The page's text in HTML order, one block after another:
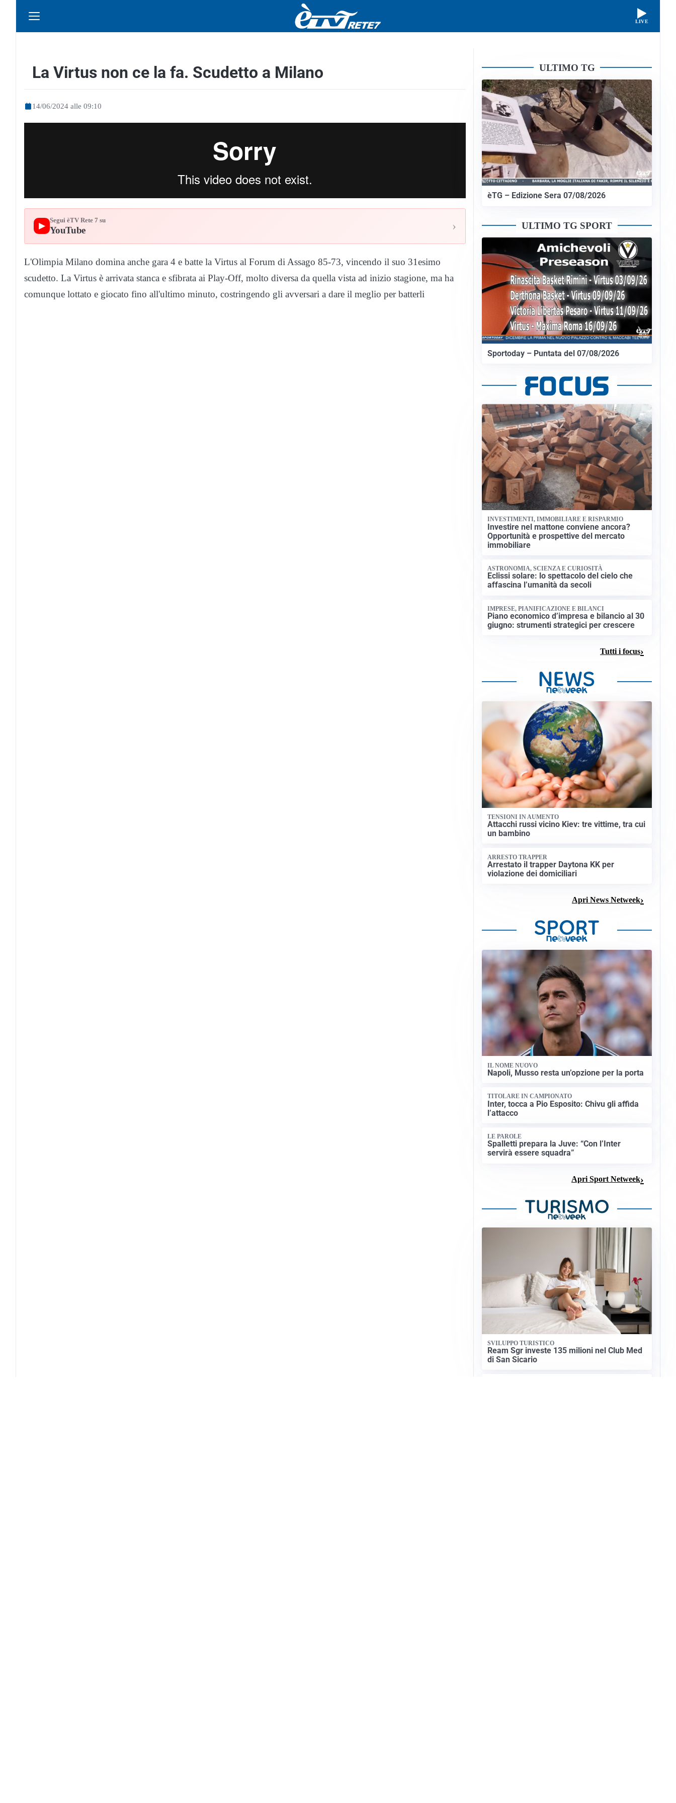
LIVE
La Virtus non ce la fa. Scudetto a Milano
14/06/2024 alle 09:10
▶
Segui èTV Rete 7 su
YouTube ›
L'Olimpia Milano domina anche gara 4 e batte la Virtus al Forum di Assago 85-73, vincendo il suo 31esimo
scudetto. La Virtus è arrivata stanca e sfibrata ai Play-Off, molto diversa da quella vista ad inizio stagione, ma ha
comunque lottato e giocato fino all'ultimo minuto, costringendo gli avversari a dare il meglio per batterli
ULTIMO TG
èTG – Edizione Sera 07/08/2026
ULTIMO TG SPORT
Sportoday – Puntata del 07/08/2026
INVESTIMENTI, IMMOBILIARE E RISPARMIO
Investire nel mattone conviene ancora?
Opportunità e prospettive del mercato
immobiliare
ASTRONOMIA, SCIENZA E CURIOSITÀ
Eclissi solare: lo spettacolo del cielo che
affascina l’umanità da secoli
IMPRESE, PIANIFICAZIONE E BILANCI
Piano economico d’impresa e bilancio al 30
giugno: strumenti strategici per crescere
Tutti i focus
TENSIONI IN AUMENTO
Attacchi russi vicino Kiev: tre vittime, tra cui
un bambino
ARRESTO TRAPPER
Arrestato il trapper Daytona KK per
violazione dei domiciliari
Apri News Netweek
IL NOME NUOVO
Napoli, Musso resta un’opzione per la porta
TITOLARE IN CAMPIONATO
Inter, tocca a Pio Esposito: Chivu gli affida
l’attacco
LE PAROLE
Spalletti prepara la Juve: “Con l’Inter
servirà essere squadra”
Apri Sport Netweek
SVILUPPO TURISTICO
Ream Sgr investe 135 milioni nel Club Med
di San Sicario